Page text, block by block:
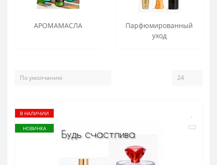
АРОМАМАСЛА
Парфюмированный
уход
В НАЛИЧИИ
НОВИНКА